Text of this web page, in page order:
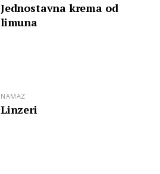
Jednostavna krema od
limuna
NAMAZ
Linzeri